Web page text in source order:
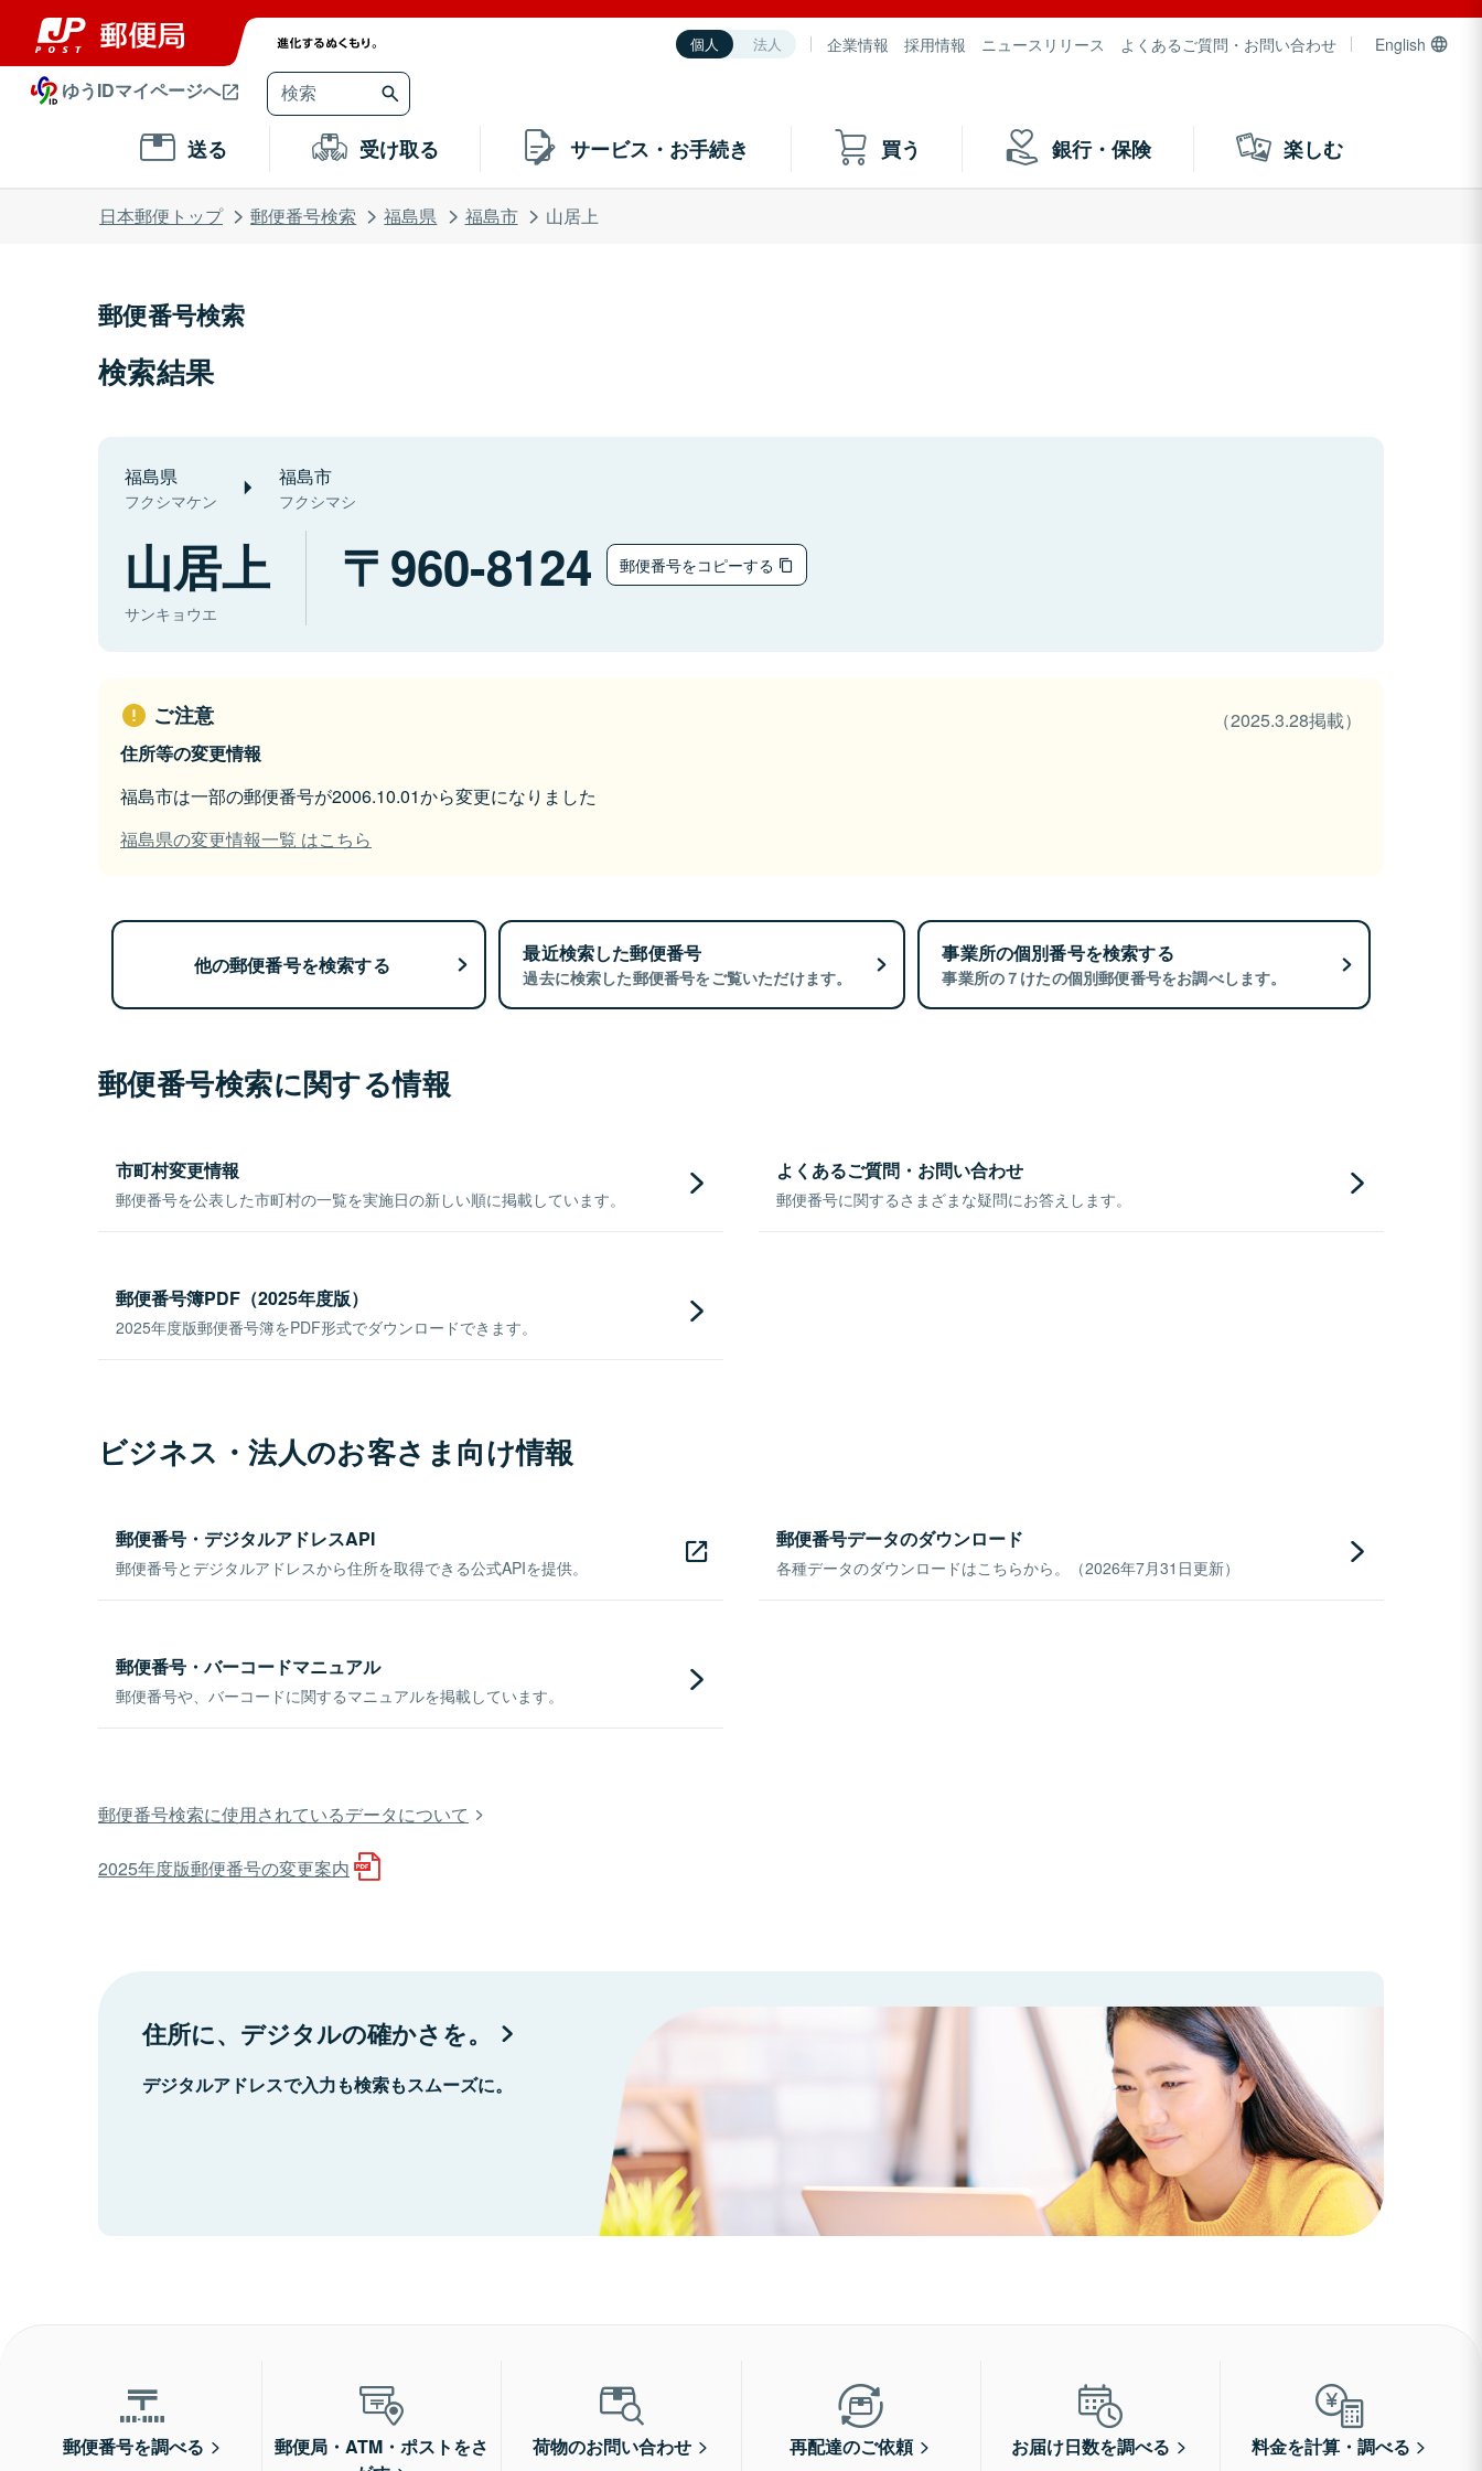
個人 法人 企業情報 採用情報 ニュースリリース よくあるご質問・お問い合わせ English
ゆうIDマイページへ
送る 受け取る サービス・お手続き 買う 銀行・保険 楽しむ
日本郵便トップ 郵便番号検索 福島県 福島市 山居上
郵便番号検索
検索結果
福島県
フクシマケン
福島市
フクシマシ
山居上
サンキョウエ
960-8124 郵便番号をコピーする
ご注意
（2025.3.28掲載）
住所等の変更情報
福島市は一部の郵便番号が2006.10.01から変更になりました
福島県の変更情報一覧 はこちら
他の郵便番号を検索する 最近検索した郵便番号
過去に検索した郵便番号をご覧いただけます。
事業所の個別番号を検索する
事業所の７けたの個別郵便番号をお調べします。
郵便番号検索に関する情報
市町村変更情報
郵便番号を公表した市町村の一覧を実施日の新しい順に掲載しています。
よくあるご質問・お問い合わせ
郵便番号に関するさまざまな疑問にお答えします。
郵便番号簿PDF（2025年度版）
2025年度版郵便番号簿をPDF形式でダウンロードできます。
ビジネス・法人のお客さま向け情報
郵便番号・デジタルアドレスAPI
郵便番号とデジタルアドレスから住所を取得できる公式APIを提供。
郵便番号データのダウンロード
各種データのダウンロードはこちらから。（2026年7月31日更新）
郵便番号・バーコードマニュアル
郵便番号や、バーコードに関するマニュアルを掲載しています。
郵便番号検索に使用されているデータについて
2025年度版郵便番号の変更案内
住所に、デジタルの確かさを。
デジタルアドレスで入力も検索もスムーズに。
郵便番号を調べる
郵便局・ATM・ポストをさ
荷物のお問い合わせ 再配達のご依頼 お届け日数を調べる 料金を計算・調べる